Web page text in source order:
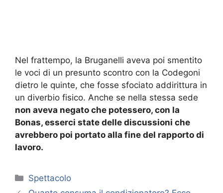
Nel frattempo, la Bruganelli aveva poi smentito
le voci di un presunto scontro con la Codegoni
dietro le quinte, che fosse sfociato addirittura in
un diverbio fisico. Anche se nella stessa sede
non aveva negato che potessero, con la
Bonas, esserci state delle discussioni che
avrebbero poi portato alla fine del rapporto di
lavoro.
Categorie
Spettacolo